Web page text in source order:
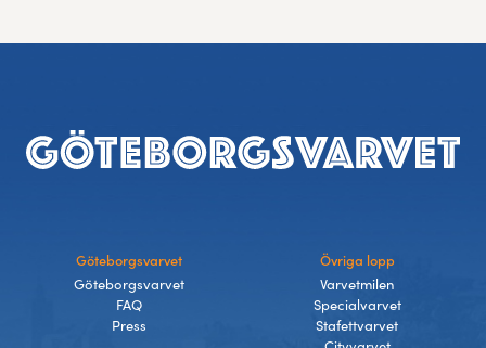
Footer
Göteborgsvarvet
Göteborgsvarvet
FAQ
Press
Övriga lopp
Varvetmilen
Specialvarvet
Stafettvarvet